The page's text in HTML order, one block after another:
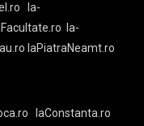
la-
la-
laPiatraNeamt.ro
laConstanta.ro